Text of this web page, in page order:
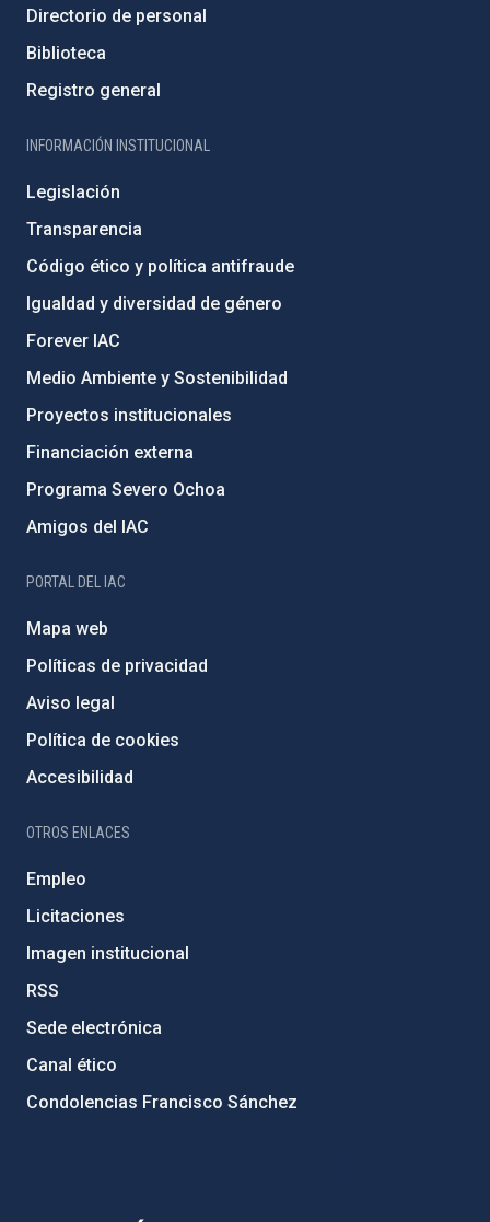
Directorio de personal
Biblioteca
Registro general
INFORMACIÓN INSTITUCIONAL
Legislación
Transparencia
Código ético y política antifraude
Igualdad y diversidad de género
Forever IAC
Medio Ambiente y Sostenibilidad
Proyectos institucionales
Financiación externa
Programa Severo Ochoa
Amigos del IAC
PORTAL DEL IAC
Mapa web
Políticas de privacidad
Aviso legal
Política de cookies
Accesibilidad
OTROS ENLACES
Empleo
Licitaciones
Imagen institucional
RSS
Sede electrónica
Canal ético
Condolencias Francisco Sánchez